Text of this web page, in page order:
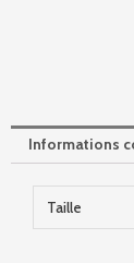
Informations
Taille